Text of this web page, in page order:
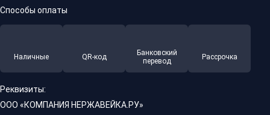
Способы оплаты
Наличные QR-код
Банковский
перевод
Рассрочка
Реквизиты:
ООО «КОМПАНИЯ НЕРЖАВЕЙКА.РУ»